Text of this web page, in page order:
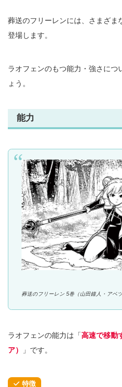
葬送のフリーレンには、さまざま
登場します。
ラオフェンのもつ能力・強さにつ
ょう。
能力
葬送のフリーレン 5巻（山田鐘人・アベ
ラオフェンの能力は「高速で移動
ア）
」です。
特徴